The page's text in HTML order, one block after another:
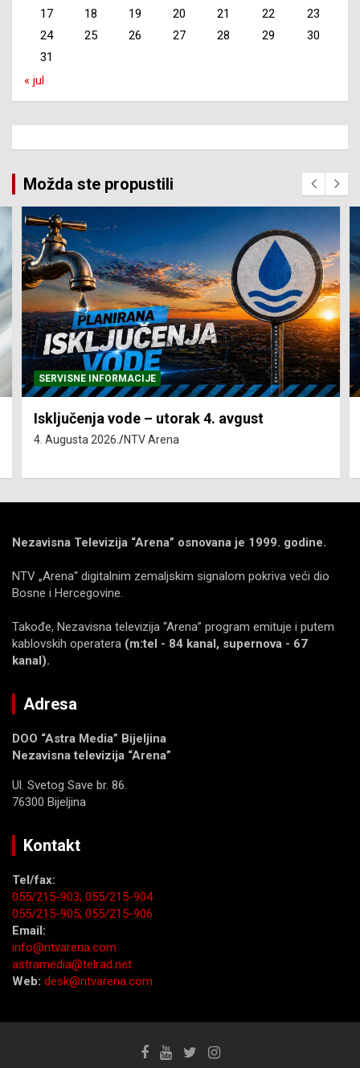
17
18 19 20 21 22
23
24
25 26 27 28 29
30
31
« jul
Možda ste propustili
SERVISNE INFORMACIJE
Isključenja vode – utorak 4. avgust
4. Augusta 2026. NTV Arena
Nezavisna Televizija “Arena” osnovana je 1999. godine.
NTV „Arena“ digitalnim zemaljskim signalom pokriva veći dio
Bosne i Hercegovine.
Takođe, Nezavisna televizija “Arena” program emituje i putem
kablovskih operatera (m:tel - 84 kanal, supernova - 67
kanal).
Adresa
DOO “Astra Media” Bijeljina
Nezavisna televizija “Arena”
Ul. Svetog Save br. 86.
76300 Bijeljina
Kontakt
Tel/fax:
055/215-903; 055/215-904
055/215-905; 055/215-906
Email:
info@ntvarena.com
astramedia@telrad.net
Web: desk@ntvarena.com